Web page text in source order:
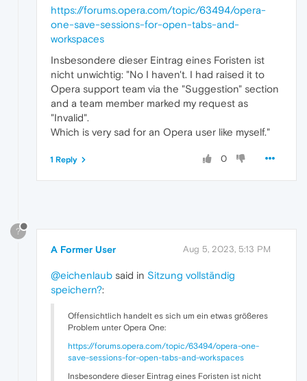
https://forums.opera.com/topic/63494/opera-
one-save-sessions-for-open-tabs-and-
workspaces
Insbesondere dieser Eintrag eines Foristen ist
nicht unwichtig: "No I haven't. I had raised it to
Opera support team via the "Suggestion" section
and a team member marked my request as
"Invalid".
Which is very sad for an Opera user like myself."
0
1 Reply
?
A Former User Aug 5, 2023, 5:13 PM
@eichenlaub said in Sitzung vollständig
speichern?:
Offensichtlich handelt es sich um ein etwas größeres
Problem unter Opera One:
https://forums.opera.com/topic/63494/opera-one-
save-sessions-for-open-tabs-and-workspaces
Insbesondere dieser Eintrag eines Foristen ist nicht